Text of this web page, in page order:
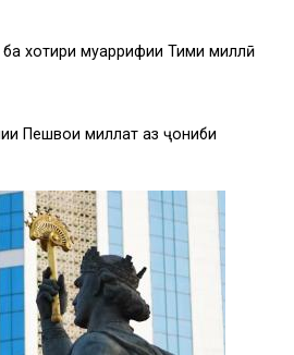
ба хотири муаррифии Тими миллӣ
Пешвои миллат аз ҷониби